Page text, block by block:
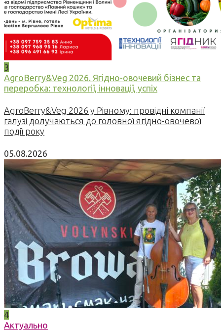
3
AgroBerry&Veg 2026. Ягідно-овочевий бізнес та
переробка: технології, інновації, успіх
AgroBerry&Veg 2026 у Рівному: провідні компанії
галузі долучаються до головної ягідно-овочевої
події року
05.08.2026
4
Актуально